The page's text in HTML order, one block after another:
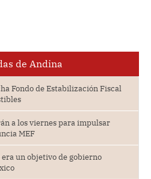
de Andina
Fondo de Estabilización Fiscal
a los viernes para impulsar
MEF
un objetivo de gobierno